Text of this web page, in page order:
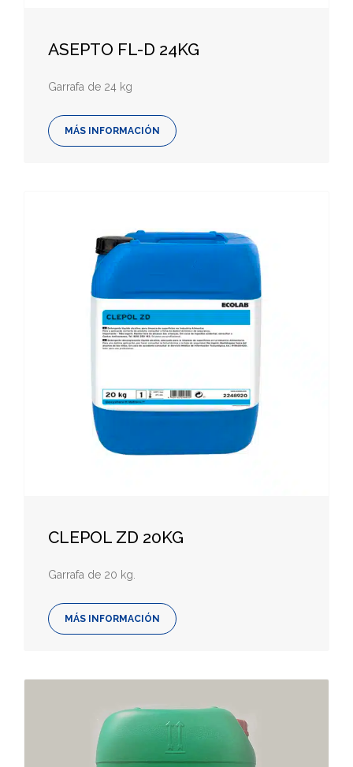
ASEPTO FL-D 24KG
Garrafa de 24 kg
MÁS INFORMACIÓN
CLEPOL ZD 20KG
Garrafa de 20 kg.
MÁS INFORMACIÓN